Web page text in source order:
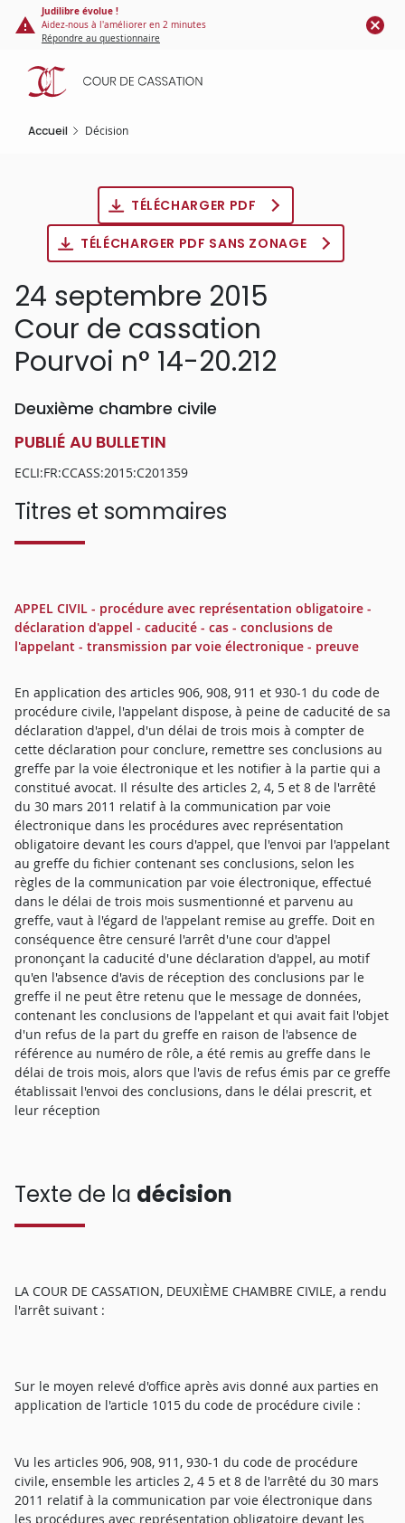
Panneau de gestion des cookies
contenu
principal
Judilibre évolue !
Aidez-nous à l'améliorer en 2 minutes
Répondre au questionnaire
Accueil Décision
TÉLÉCHARGER PDF
TÉLÉCHARGER PDF SANS ZONAGE
24 septembre 2015
Cour de cassation
Pourvoi n° 14-20.212
Deuxième chambre civile
PUBLIÉ AU BULLETIN
ECLI:FR:CCASS:2015:C201359
Titres et sommaires
APPEL CIVIL - procédure avec représentation obligatoire -
déclaration d'appel - caducité - cas - conclusions de
l'appelant - transmission par voie électronique - preuve
En application des articles 906, 908, 911 et 930-1 du code de
procédure civile, l'appelant dispose, à peine de caducité de sa
déclaration d'appel, d'un délai de trois mois à compter de
cette déclaration pour conclure, remettre ses conclusions au
greffe par la voie électronique et les notifier à la partie qui a
constitué avocat. Il résulte des articles 2, 4, 5 et 8 de l'arrêté
du 30 mars 2011 relatif à la communication par voie
électronique dans les procédures avec représentation
obligatoire devant les cours d'appel, que l'envoi par l'appelant
au greffe du fichier contenant ses conclusions, selon les
règles de la communication par voie électronique, effectué
dans le délai de trois mois susmentionné et parvenu au
greffe, vaut à l'égard de l'appelant remise au greffe. Doit en
conséquence être censuré l'arrêt d'une cour d'appel
prononçant la caducité d'une déclaration d'appel, au motif
qu'en l'absence d'avis de réception des conclusions par le
greffe il ne peut être retenu que le message de données,
contenant les conclusions de l'appelant et qui avait fait l'objet
d'un refus de la part du greffe en raison de l'absence de
référence au numéro de rôle, a été remis au greffe dans le
délai de trois mois, alors que l'avis de refus émis par ce greffe
établissait l'envoi des conclusions, dans le délai prescrit, et
leur réception
Texte de la décision
LA COUR DE CASSATION, DEUXIÈME CHAMBRE CIVILE, a rendu
l'arrêt suivant :
Sur le moyen relevé d'office après avis donné aux parties en
application de l'article 1015 du code de procédure civile :
Vu les articles 906, 908, 911, 930-1 du code de procédure
civile, ensemble les articles 2, 4 5 et 8 de l'arrêté du 30 mars
2011 relatif à la communication par voie électronique dans
les procédures avec représentation obligatoire devant les